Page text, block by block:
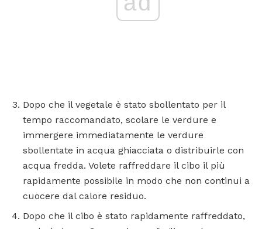
Dopo che il vegetale è stato sbollentato per il
tempo raccomandato, scolare le verdure e
immergere immediatamente le verdure
sbollentate in acqua ghiacciata o distribuirle con
acqua fredda. Volete raffreddare il cibo il più
rapidamente possibile in modo che non continui a
cuocere dal calore residuo.
Dopo che il cibo è stato rapidamente raffreddato,